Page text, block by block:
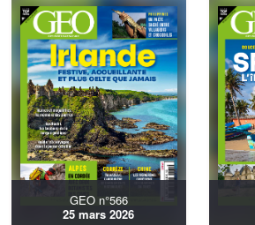
GEO n°566
25 mars 2026